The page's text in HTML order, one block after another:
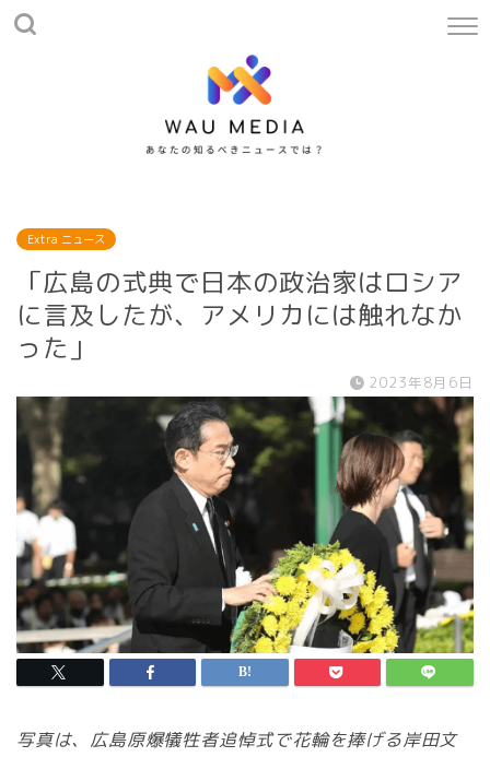
Extra ニュース
「広島の式典で日本の政治家はロシア
に言及したが、アメリカには触れなか
った」
2023年8月6日
写真は、広島原爆犠牲者追悼式で花輪を捧げる岸田文